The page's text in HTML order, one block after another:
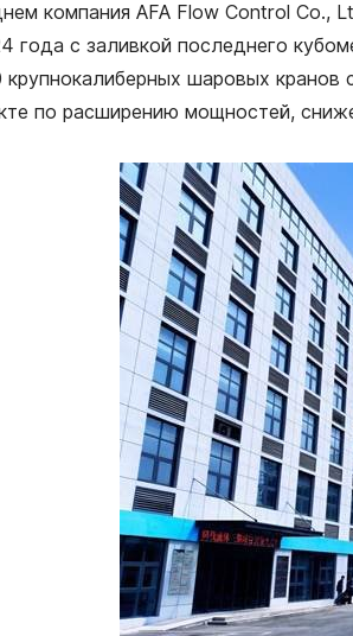
компания AFA Flow Control Co.,
года с заливкой последнего
шаровых
по расширению мощностей,